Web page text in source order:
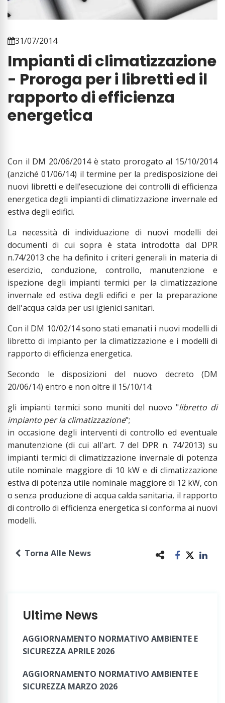
31/07/2014
Impianti di climatizzazione
- Proroga per i libretti ed il
rapporto di efficienza
energetica
Con il DM 20/06/2014 è stato prorogato al 15/10/2014
(anziché 01/06/14) il termine per la predisposizione dei
nuovi libretti e dell’esecuzione dei controlli di efficienza
energetica degli impianti di climatizzazione invernale ed
estiva degli edifici.
La necessità di individuazione di nuovi modelli dei
documenti di cui sopra è stata introdotta dal DPR
n.74/2013 che ha definito i criteri generali in materia di
esercizio, conduzione, controllo, manutenzione e
ispezione degli impianti termici per la climatizzazione
invernale ed estiva degli edifici e per la preparazione
dell'acqua calda per usi igienici sanitari.
Con il DM 10/02/14 sono stati emanati i nuovi modelli di
libretto di impianto per la climatizzazione e i modelli di
rapporto di efficienza energetica.
Secondo le disposizioni del nuovo decreto (DM
20/06/14) entro e non oltre il 15/10/14:
gli impianti termici sono muniti del nuovo "libretto di
impianto per la climatizzazione";
in occasione degli interventi di controllo ed eventuale
manutenzione (di cui all'art. 7 del DPR n. 74/2013) su
impianti termici di climatizzazione invernale di potenza
utile nominale maggiore di 10 kW e di climatizzazione
estiva di potenza utile nominale maggiore di 12 kW, con
o senza produzione di acqua calda sanitaria, il rapporto
di controllo di efficienza energetica si conforma ai nuovi
modelli.
Torna Alle News
Ultime News
AGGIORNAMENTO NORMATIVO AMBIENTE E
SICUREZZA APRILE 2026
AGGIORNAMENTO NORMATIVO AMBIENTE E
SICUREZZA MARZO 2026